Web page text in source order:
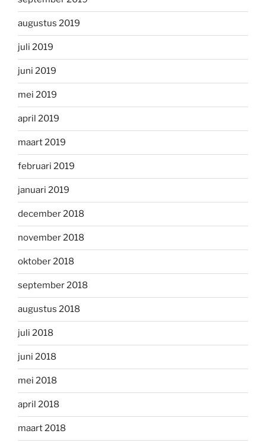
augustus 2019
juli 2019
juni 2019
mei 2019
april 2019
maart 2019
februari 2019
januari 2019
december 2018
november 2018
oktober 2018
september 2018
augustus 2018
juli 2018
juni 2018
mei 2018
april 2018
maart 2018